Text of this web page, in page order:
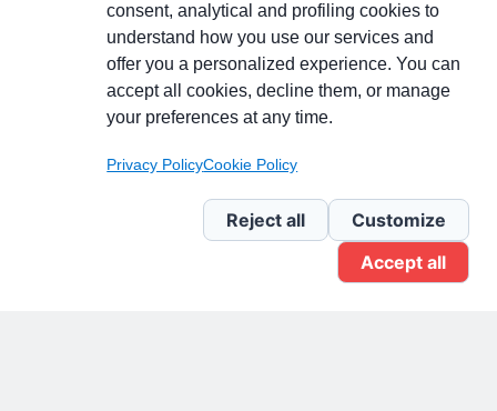
Partecipa alla discussione
Pagina Linkedin
Newsletter Linkedin
consent, analytical and profiling cookies to
understand how you use our services and
offer you a personalized experience. You can
accept all cookies, decline them, or manage
your preferences at any time.
Privacy PolicyCookie Policy
Reject all
Customize
Accept all